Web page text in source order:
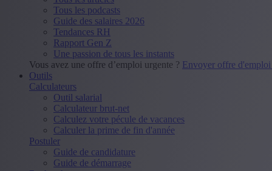
Tous les podcasts
Guide des salaires 2026
Tendances RH
Rapport Gen Z
Une passion de tous les instants
Vous avez une offre d’emploi urgente ? Envoyer offre
Outils
Calculateurs
Outil salarial
Calculateur brut-net
Calculez votre pécule de vacances
Calculer la prime de fin d'année
Postuler
Guide de candidature
Guide de démarrage